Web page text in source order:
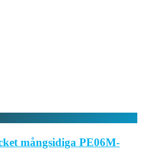
mångsidiga PE06M-